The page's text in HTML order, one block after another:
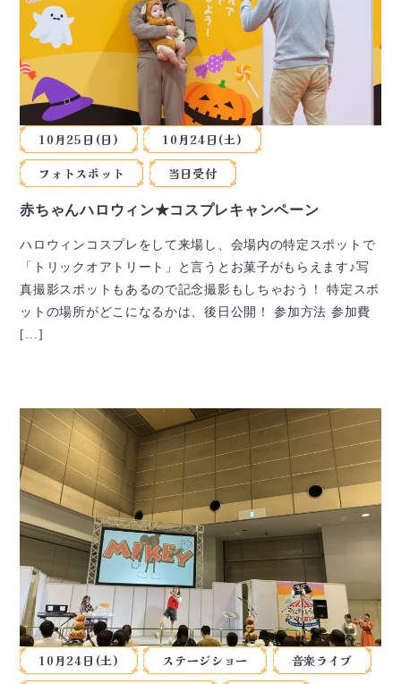
10月25日(日)
10月24日(土)
フォトスポット
当日受付
赤ちゃんハロウィン★コスプレキャンペーン
ハロウィンコスプレをして来場し、会場内の特定スポットで
「トリックオアトリート」と言うとお菓子がもらえます♪写
真撮影スポットもあるので記念撮影もしちゃおう！ 特定スポ
ットの場所がどこになるかは、後日公開！ 参加方法 参加費
[…]
10月24日(土) ステージショー
音楽ライブ